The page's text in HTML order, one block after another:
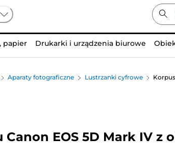
papier Drukarki i urządzenia biurowe
Aparaty fotograficzne Lustrzanki cyfrowe
Canon EOS 5D Mark IV z